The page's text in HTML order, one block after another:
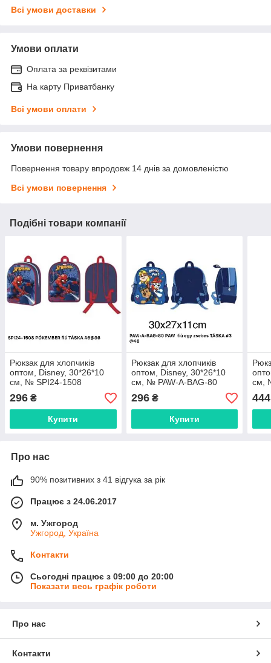
Всі умови доставки
Умови оплати
Оплата за реквізитами
На карту Приватбанку
Всі умови оплати
Умови повернення
Повернення товару впродовж 14 днів за домовленістю
Всі умови повернення
Подібні товари компанії
Рюкзак для хлопчиків
оптом, Disney, 30*26*10
см, № SPI24-1508
296 ₴
Купити
Рюкзак для хлопчиків
оптом, Disney, 30*26*10
см, № PAW-A-BAG-80
296₴
Купити
см,
444
Про нас
90% позитивних з 41 відгука за рік
Працює з 24.06.2017
м. Ужгород
Ужгород, Україна
Контакти
Сьогодні працює з 09:00 до 20:00
Показати весь графік роботи
Про нас
Контакти